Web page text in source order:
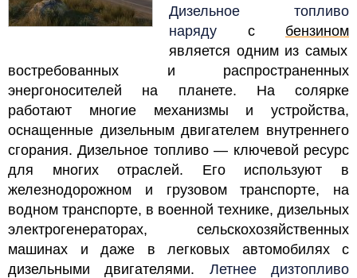
Дизельное топливо
наряду с бензином
является одним из самых
востребованных и распространенных
энергоносителей на планете. На солярке
работают многие механизмы и устройства,
оснащенные дизельным двигателем внутреннего
сгорания. Дизельное топливо — ключевой ресурс
для многих отраслей. Его используют в
железнодорожном и грузовом транспорте, на
водном транспорте, в военной технике, дизельных
электрогенераторах, сельскохозяйственных
машинах и даже в легковых автомобилях с
дизельными двигателями. Летнее дизтопливо